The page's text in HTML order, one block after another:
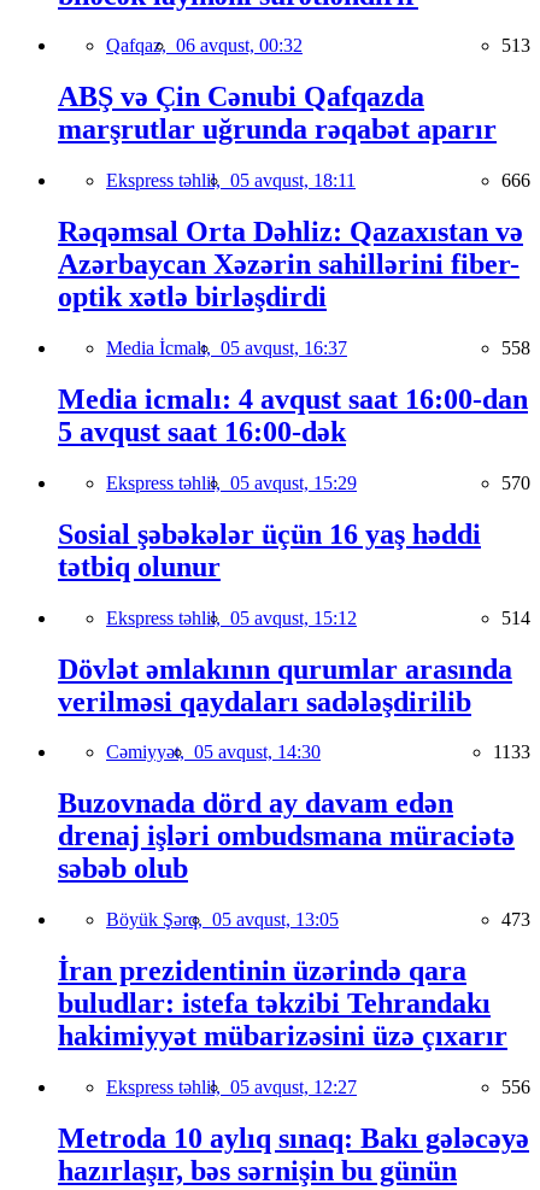
Qafqaz, 06 avqust, 00:32 513
ABŞ və Çin Cənubi Qafqazda
marşrutlar uğrunda rəqabət aparır
Ekspress təhlil, 05 avqust, 18:11 666
Rəqəmsal Orta Dəhliz: Qazaxıstan və
Azərbaycan Xəzərin sahillərini fiber-
optik xətlə birləşdirdi
Media İcmalı, 05 avqust, 16:37 558
Media icmalı: 4 avqust saat 16:00-dan
5 avqust saat 16:00-dək
Ekspress təhlil, 05 avqust, 15:29 570
Sosial şəbəkələr üçün 16 yaş həddi
tətbiq olunur
Ekspress təhlil, 05 avqust, 15:12 514
Dövlət əmlakının qurumlar arasında
verilməsi qaydaları sadələşdirilib
Cəmiyyət, 05 avqust, 14:30 1133
Buzovnada dörd ay davam edən
drenaj işləri ombudsmana müraciətə
səbəb olub
Böyük Şərq, 05 avqust, 13:05 473
İran prezidentinin üzərində qara
buludlar: istefa təkzibi Tehrandakı
hakimiyyət mübarizəsini üzə çıxarır
Ekspress təhlil, 05 avqust, 12:27 556
Metroda 10 aylıq sınaq: Bakı gələcəyə
hazırlaşır, bəs sərnişin bu günün